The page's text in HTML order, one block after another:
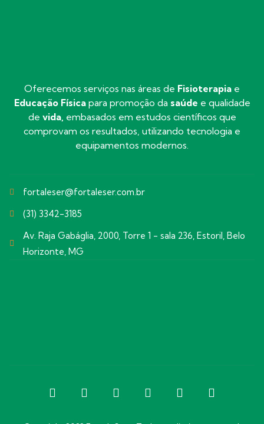
Oferecemos serviços nas áreas de Fisioterapia e
Educação Física para promoção da saúde e qualidade
de vida, embasados em estudos científicos que
comprovam os resultados, utilizando tecnologia e
equipamentos modernos.
fortaleser@fortaleser.com.br
(31) 3342-3185
Av. Raja Gabáglia, 2000, Torre 1 - sala 236, Estoril, Belo
Horizonte, MG